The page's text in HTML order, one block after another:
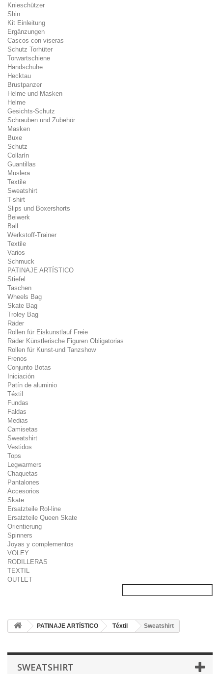
Knieschützer
Shin
Kit Einleitung
Ergänzungen
Cascos con viseras
Schutz Torhüter
Torwartschiene
Handschuhe
Hecktau
Brustpanzer
Helme und Masken
Helme
Gesichts-Schutz
Schrauben und Zubehör
Masken
Buxe
Schutz
Collarín
Guantillas
Muslera
Textile
Sweatshirt
T-shirt
Slips und Boxershorts
Beiwerk
Ball
Werkstoff-Trainer
Textile
Varios
Schmuck
PATINAJE ARTÍSTICO
Stiefel
Taschen
Wheels Bag
Skate Bag
Troley Bag
Räder
Rollen für Eiskunstlauf Freie
Räder Künstlerische Figuren Obligatorias
Rollen für Kunst-und Tanzshow
Frenos
Conjunto Botas
Iniciación
Patín de aluminio
Téxtil
Fundas
Faldas
Medias
Camisetas
Sweatshirt
Vestidos
Tops
Legwarmers
Chaquetas
Pantalones
Accesorios
Skate
Ersatzteile Rol-line
Ersatzteile Queen Skate
Orientierung
Spinners
Joyas y complementos
VOLEY
RODILLERAS
TEXTIL
OUTLET
PATINAJE ARTÍSTICO Téxtil Sweatshirt
SWEATSHIRT